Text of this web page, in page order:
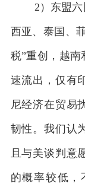
2）东盟
西亚、泰国、
税”重创，越
速流出，仅有
尼经济在贸易
韧性。我们认
且与美谈判意
的概率较低，